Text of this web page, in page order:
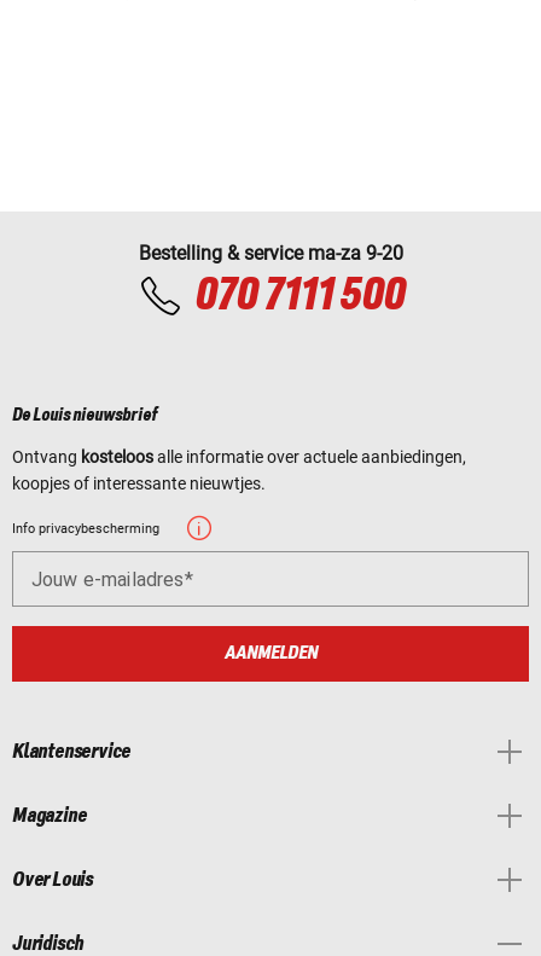
Bestelling & service ma-za 9-20
070 7111 500
De Louis nieuwsbrief
Ontvang kosteloosalle informatie over actuele aanbiedingen,
koopjes of interessante nieuwtjes.
Info privacybescherming
Jouw e-mailadres
AANMELDEN
Klantenservice
Magazine
Over Louis
Juridisch